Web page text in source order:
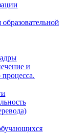
и